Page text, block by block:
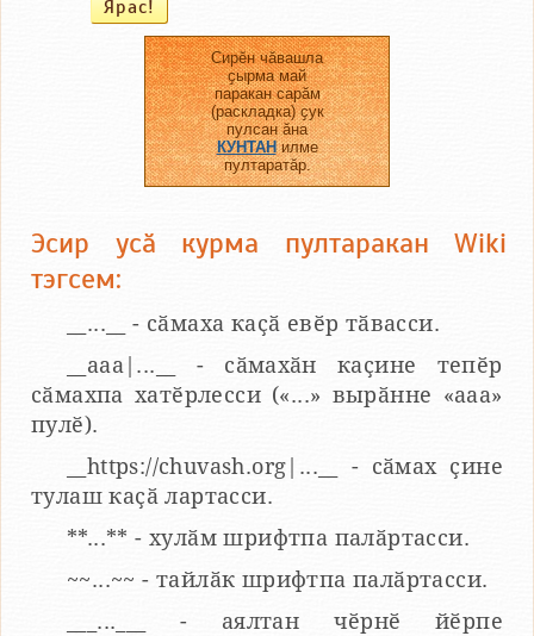
Сирӗн чӑвашла
ҫырма май
паракан сарӑм
(раскладка) ҫук
пулсан ӑна
КУНТАНилме
пултаратӑр.
Эсир усӑ курма пултаракан Wiki
тэгсем:
__...__ - сӑмаха каҫӑ евӗр тӑвасси.
__aaa|...__ - сӑмахӑн каҫине тепӗр
сӑмахпа хатӗрлесси («...» вырӑнне «ааа»
пулӗ).
__https://chuvash.org|...__ - сӑмах ҫине
тулаш каҫӑ лартасси.
**...** - хулӑм шрифтпа палӑртасси.
~~...~~ - тайлӑк шрифтпа палӑртасси.
___...___ - аялтан чӗрнӗ йӗрпе